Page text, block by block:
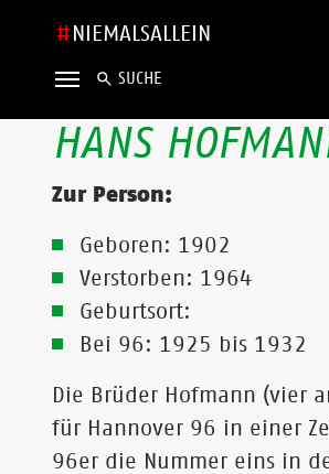
NIEMALSALLEIN
SUCHE
HANS
Zur Person:
Geboren: 1902
Verstorben: 1964
Geburtsort:
Bei 96: 1925 bis 1932
Die Brüder Hofmann (vier
für Hannover 96 in einer
96er die Nummer eins in